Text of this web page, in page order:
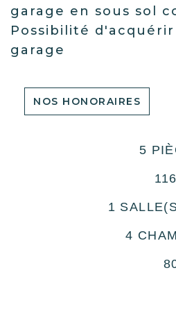
garage en sous sol
Possibilité
garage
NOS HONORAIRES
5
1
4